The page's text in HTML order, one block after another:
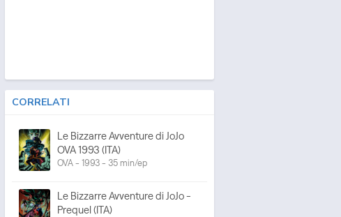
CORRELATI
Le Bizzarre Avventure di JoJo
OVA 1993 (ITA)
OVA - 1993 - 35 min/ep
Le Bizzarre Avventure di JoJo -
Prequel (ITA)